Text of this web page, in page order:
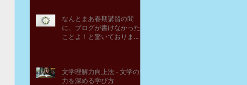
なんとまあ春期講習の間
に、ブログが書けなかった
ことよ！と驚いておりま
文学理解力向上法 - 文学の魅
力を深める学び方